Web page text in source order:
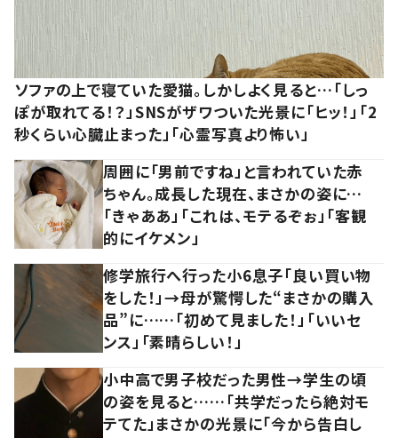
ソファの上で寝ていた愛猫。しかしよく見ると…「しっ
ぽが取れてる！？」SNSがザワついた光景に「ヒッ！」「2
秒くらい心臓止まった」「心霊写真より怖い」
周囲に「男前ですね」と言われていた赤
ちゃん。成長した現在、まさかの姿に…
「きゃああ」「これは、モテるぞぉ」「客観
的にイケメン」
修学旅行へ行った小6息子「良い買い物
をした！」→母が驚愕した“まさかの購入
品”に……「初めて見ました！」「いいセ
ンス」「素晴らしい！」
小中高で男子校だった男性→学生の頃
の姿を見ると……「共学だったら絶対モ
テてた」まさかの光景に「今から告白し